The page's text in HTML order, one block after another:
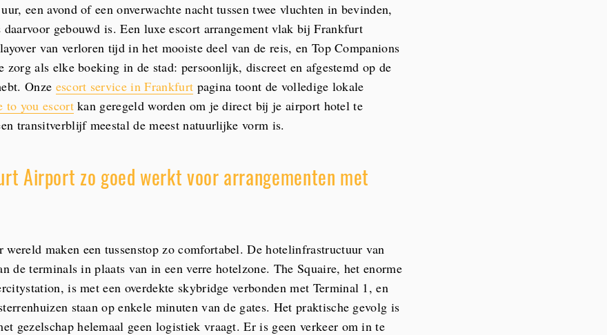
een avond of een onverwachte nacht tussen twee vluchten in bevinden,
daarvoor gebouwd is. Een luxe escort arrangement vlak bij Frankfurt
van verloren tijd in het mooiste deel van de reis, en Top Companions
zorg als elke boeking in de stad: persoonlijk, discreet en afgestemd op de
Onze escort service in Frankfurt pagina toont de volledige lokale
to you escortkan geregeld worden om je direct bij je airport hotel te
transitverblijf meestal de meest natuurlijke vorm is.
Airport zo goed werkt voor arrangementen met
wereld maken een tussenstop zo comfortabel. De hotelinfrastructuur van
de terminals in plaats van in een verre hotelzone. The Squaire, het enorme
is met een overdekte skybridge verbonden met Terminal 1, en
staan op enkele minuten van de gates. Het praktische gevolg is
gezelschap helemaal geen logistiek vraagt. Er is geen verkeer om in te